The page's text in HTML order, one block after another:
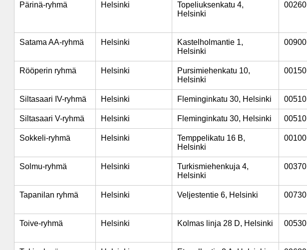
Pärinä-ryhmä Helsinki
Topeliuksenkatu 4,
Helsinki
00260
Satama AA-ryhmä Helsinki
Kastelholmantie 1,
Helsinki
00900
Rööperin ryhmä Helsinki
Pursimiehenkatu 10,
Helsinki
00150
Siltasaari IV-ryhmä Helsinki Fleminginkatu 30, Helsinki 00510
Siltasaari V-ryhmä Helsinki Fleminginkatu 30, Helsinki 00510
Sokkeli-ryhmä Helsinki
Temppelikatu 16 B,
Helsinki
00100
Solmu-ryhmä Helsinki
Turkismiehenkuja 4,
Helsinki
00370
Tapanilan ryhmä Helsinki Veljestentie 6, Helsinki 00730
Toive-ryhmä Helsinki Kolmas linja 28 D, Helsinki 00530